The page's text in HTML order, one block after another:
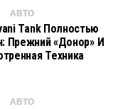
АВТО
Tank Полностью
Прежний «донор» И
Техника
АВТО